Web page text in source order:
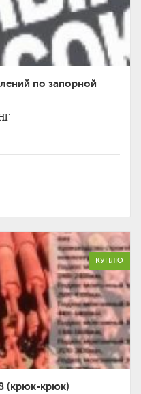
по запорной
КУПЛЮ
(крюк-крюк)